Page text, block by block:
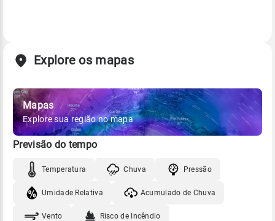
Explore os mapas
Mapas
Explore sua região no mapa
Previsão do tempo
Temperatura Chuva Pressão
Umidade Relativa Acumulado de Chuva
Vento Risco de Incêndio